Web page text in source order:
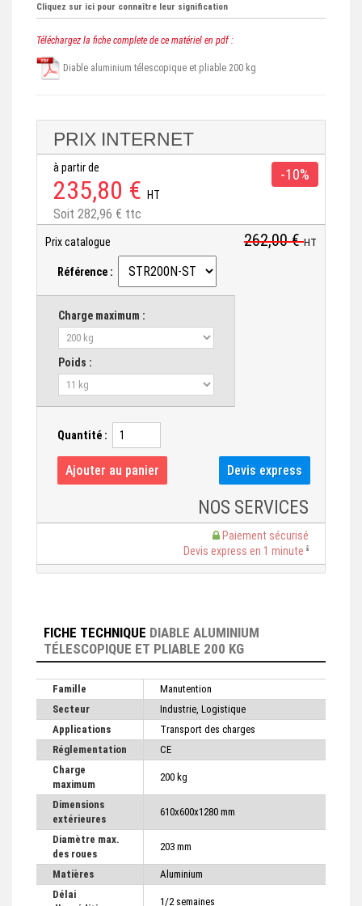
Cliquez sur ici pour connaître leur signification
Téléchargez la fiche complete de ce matériel en pdf :
Diable aluminium télescopique et pliable 200 kg
PRIX INTERNET
à partir de
235,80 € HT
Soit 282,96 € ttc
-10%
Prix catalogue 262,00 €HT
Référence :
Charge maximum :
Poids :
Quantité :
NOS SERVICES
Paiement sécurisé
Devis express en 1 minute
FICHE TECHNIQUE DIABLE ALUMINIUM
TÉLESCOPIQUE ET PLIABLE 200 KG
Famille
Manutention
Secteur
Industrie, Logistique
Applications
Transport des charges
Réglementation
CE
Charge
maximum
200 kg
Dimensions
extérieures
610x600x1280 mm
Diamètre max.
des roues
203 mm
Matières
Aluminium
Délai
1/2 semaines